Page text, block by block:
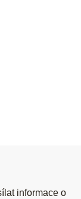
informace o